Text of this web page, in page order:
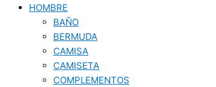
HOMBRE
BAÑO
BERMUDA
CAMISA
CAMISETA
COMPLEMENTOS